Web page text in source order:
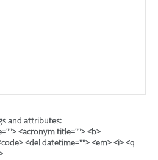
and attributes:
<acronym title=""> <b>
<del datetime=""> <em> <i> <q